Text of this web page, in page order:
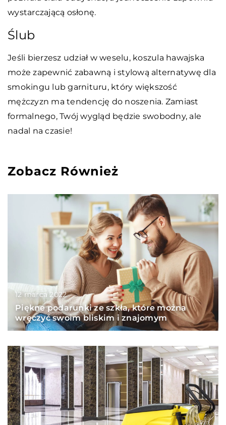
wystarczającą osłonę.
Ślub
Jeśli bierzesz udział w weselu, koszula hawajska
może zapewnić zabawną i stylową alternatywę dla
smokingu lub garnituru, który większość
mężczyzn ma tendencję do noszenia. Zamiast
formalnego, Twój wygląd będzie swobodny, ale
nadal na czasie!
Zobacz Również
12 marca 2022
Piękne podarunki ze szkła, które można
wręczyć swoim bliskim i znajomym